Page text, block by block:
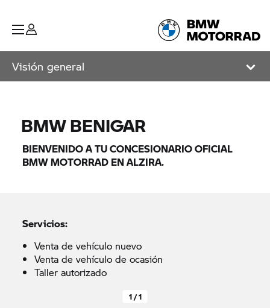
Visión general
BMW BENIGAR
BIENVENIDO A TU CONCESIONARIO OFICIAL
BMW MOTORRAD EN ALZIRA.
Servicios:
Venta de vehículo nuevo
Venta de vehículo de ocasión
Taller autorizado
1 / 1